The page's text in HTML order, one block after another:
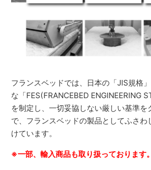
フランスベッドでは、日本の「JIS規格
な「FES(FRANCEBED ENGINEERING
を制定し、一切妥協しない厳しい基準を
で、フランスベッドの製品としてふさわ
けています。
※一部、輸入商品も取り扱っております。